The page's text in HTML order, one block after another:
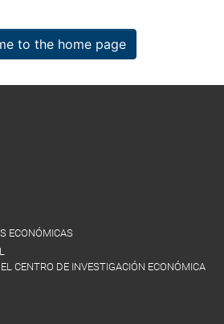
to the home page
ECONÓMICAS
CENTRO DE INVESTIGACIÓN ECONÓMICA